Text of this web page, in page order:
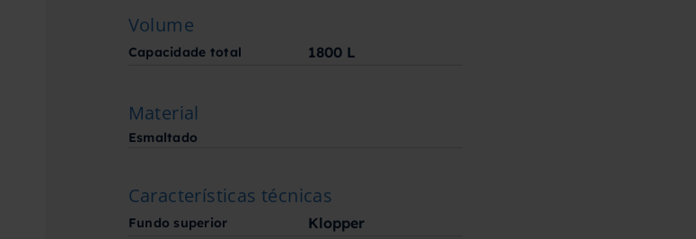
Volume
Capacidade total 1800 L
Material
Esmaltado
Características técnicas
Fundo superior Klopper